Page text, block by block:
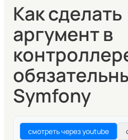
Как сделать
аргумент в
Symfony
смотреть через youtube